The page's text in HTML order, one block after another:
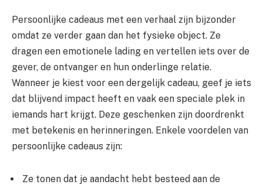
Persoonlijke cadeaus met een verhaal zijn bijzonder
omdat ze verder gaan dan het fysieke object. Ze
dragen een emotionele lading en vertellen iets over de
gever, de ontvanger en hun onderlinge relatie.
Wanneer je kiest voor een dergelijk cadeau, geef je iets
dat blijvend impact heeft en vaak een speciale plek in
iemands hart krijgt. Deze geschenken zijn doordrenkt
met betekenis en herinneringen. Enkele voordelen van
persoonlijke cadeaus zijn:
Ze tonen dat je aandacht hebt besteed aan de